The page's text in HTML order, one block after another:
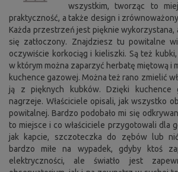
wszystkim, tworząc to
praktyczność, a także design i
Każda przestrzeń jest pięknie wykorzystana,
się zatłoczony. Znajdziesz tu powitalne
oczywiście korkociąg i kieliszki. Są też
w którym można zaparzyć herbatę miętową i
kuchence gazowej. Można też rano zmielić
ją z pięknych kubków. Dzięki kuchence
nagrzeje. Właściciele opisali, jak wszystko
powitalnej. Bardzo podobało mi się
to miejsce i co właściciele przygotowali dla
jak kapcie, szczoteczka do zębów lub
bardzo miłe na wypadek, gdyby ktoś
elektryczności, ale światło jest
Cookies. Ty wiesz, co zrobić, aby
przeszkadzał.
Ta strona korzysta z plików cookie. Potwierdź